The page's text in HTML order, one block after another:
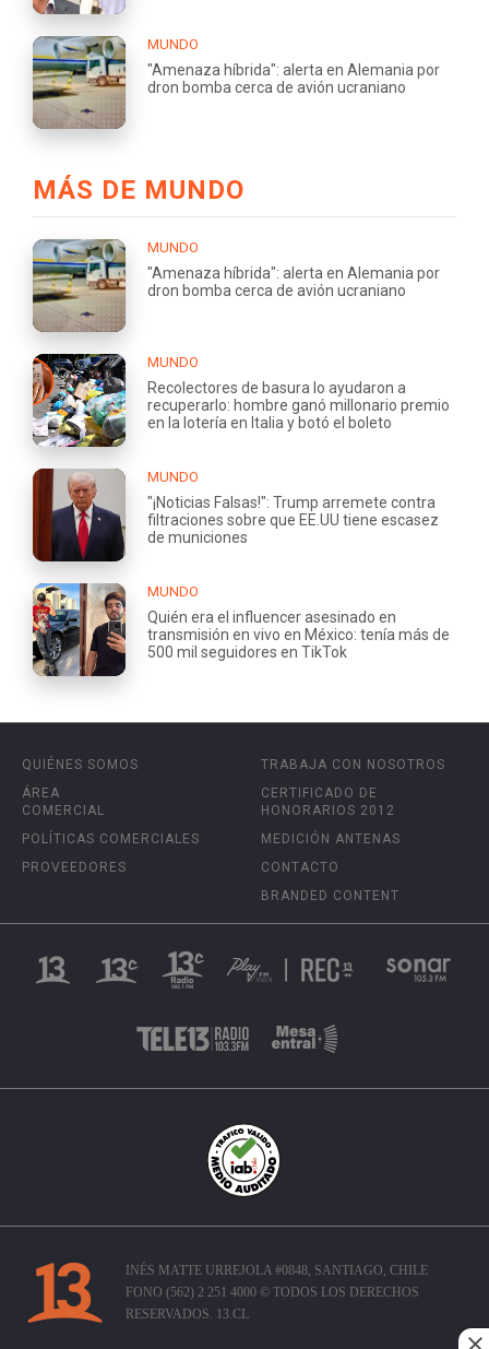
MUNDO
"Amenaza híbrida": alerta en Alemania por
dron bomba cerca de avión ucraniano
MÁS DE MUNDO
MUNDO
"Amenaza híbrida": alerta en Alemania por
dron bomba cerca de avión ucraniano
MUNDO
Recolectores de basura lo ayudaron a
recuperarlo: hombre ganó millonario premio
en la lotería en Italia y botó el boleto
MUNDO
"¡Noticias Falsas!": Trump arremete contra
filtraciones sobre que EE.UU tiene escasez
de municiones
MUNDO
Quién era el influencer asesinado en
transmisión en vivo en México: tenía más de
500 mil seguidores en TikTok
QUIÉNES SOMOS
ÁREA
COMERCIAL
POLÍTICAS COMERCIALES
PROVEEDORES
TRABAJA CON NOSOTROS
CERTIFICADO DE
HONORARIOS 2012
MEDICIÓN ANTENAS
CONTACTO
BRANDED CONTENT
INÉS MATTE URREJOLA #0848, SANTIAGO, CHILE
FONO (562) 2 251 4000 © TODOS LOS DERECHOS
RESERVADOS. 13.CL